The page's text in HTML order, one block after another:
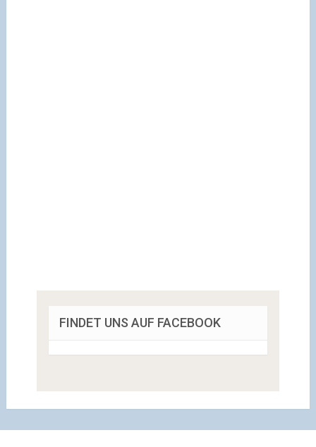
FINDET UNS AUF FACEBOOK